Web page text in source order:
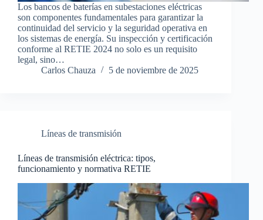
Los bancos de baterías en subestaciones eléctricas
son componentes fundamentales para garantizar la
continuidad del servicio y la seguridad operativa en
los sistemas de energía. Su inspección y certificación
conforme al RETIE 2024 no solo es un requisito
legal, sino…
Carlos Chauza
5 de noviembre de 2025
Líneas de transmisión
Líneas de transmisión eléctrica: tipos,
funcionamiento y normativa RETIE